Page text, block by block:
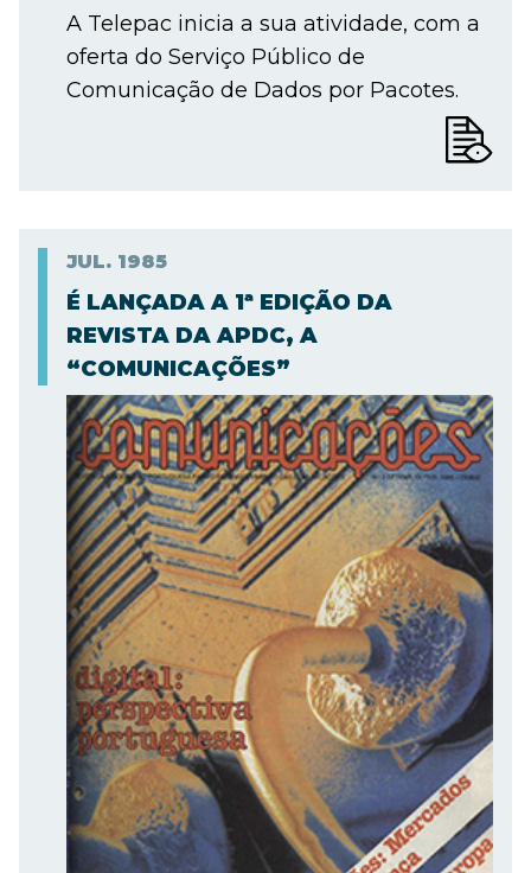
A Telepac inicia a sua atividade, com a
oferta do Serviço Público de
Comunicação de Dados por Pacotes.
JUL. 1985
É LANÇADA A 1ª EDIÇÃO DA
REVISTA DA APDC, A
“COMUNICAÇÕES”